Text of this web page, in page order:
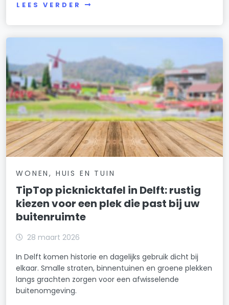
LEES VERDER
WONEN, HUIS EN TUIN
TipTop picknicktafel in Delft: rustig
kiezen voor een plek die past bij uw
buitenruimte
28 maart 2026
In Delft komen historie en dagelijks gebruik dicht bij
elkaar. Smalle straten, binnentuinen en groene plekken
langs grachten zorgen voor een afwisselende
buitenomgeving.